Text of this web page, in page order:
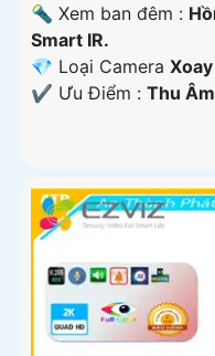
🔦 Xem ban đêm :
Smart IR.
💎 Loại Camera
️✔️ Ưu Điểm : Thu